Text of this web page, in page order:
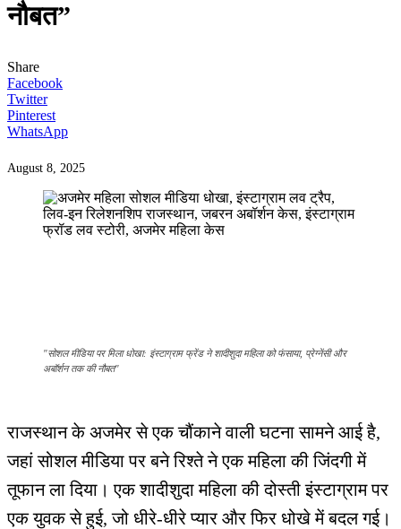
नौबत”
Share
Facebook
Twitter
Pinterest
WhatsApp
August 8, 2025
"सोशल मीडिया पर मिला धोखा: इंस्टाग्राम फ्रेंड ने शादीशुदा महिला को फंसाया, प्रेग्नेंसी और
अबॉर्शन तक की नौबत"
राजस्थान के अजमेर से एक चौंकाने वाली घटना सामने आई है,
जहां सोशल मीडिया पर बने रिश्ते ने एक महिला की जिंदगी में
तूफान ला दिया। एक शादीशुदा महिला की दोस्ती इंस्टाग्राम पर
एक युवक से हुई, जो धीरे-धीरे प्यार और फिर धोखे में बदल गई।